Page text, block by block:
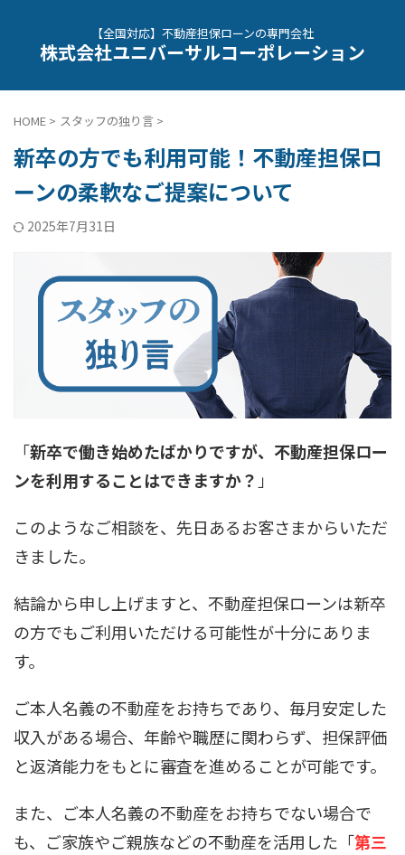
【全国対応】不動産担保ローンの専門会社
株式会社ユニバーサルコーポレーション
HOME > スタッフの独り言 >
新卒の方でも利用可能！不動産担保ロ
ーンの柔軟なご提案について
2025年7月31日
「新卒で働き始めたばかりですが、不動産担保ロー
ンを利用することはできますか？」
このようなご相談を、先日あるお客さまからいただ
きました。
結論から申し上げますと、不動産担保ローンは新卒
の方でもご利用いただける可能性が十分にありま
す。
ご本人名義の不動産をお持ちであり、毎月安定した
収入がある場合、年齢や職歴に関わらず、担保評価
と返済能力をもとに審査を進めることが可能です。
また、ご本人名義の不動産をお持ちでない場合で
も、ご家族やご親族などの不動産を活用した「第三